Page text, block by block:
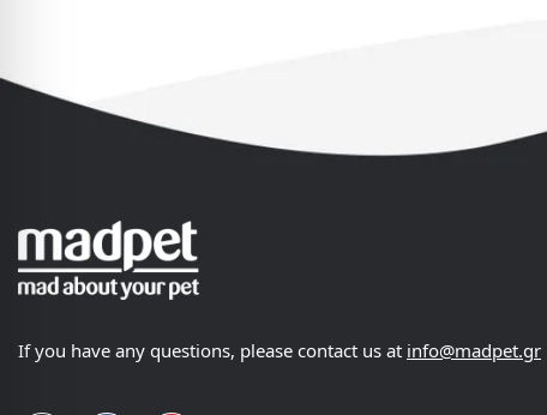
If you have any questions, please contact us at info@madpet.gr